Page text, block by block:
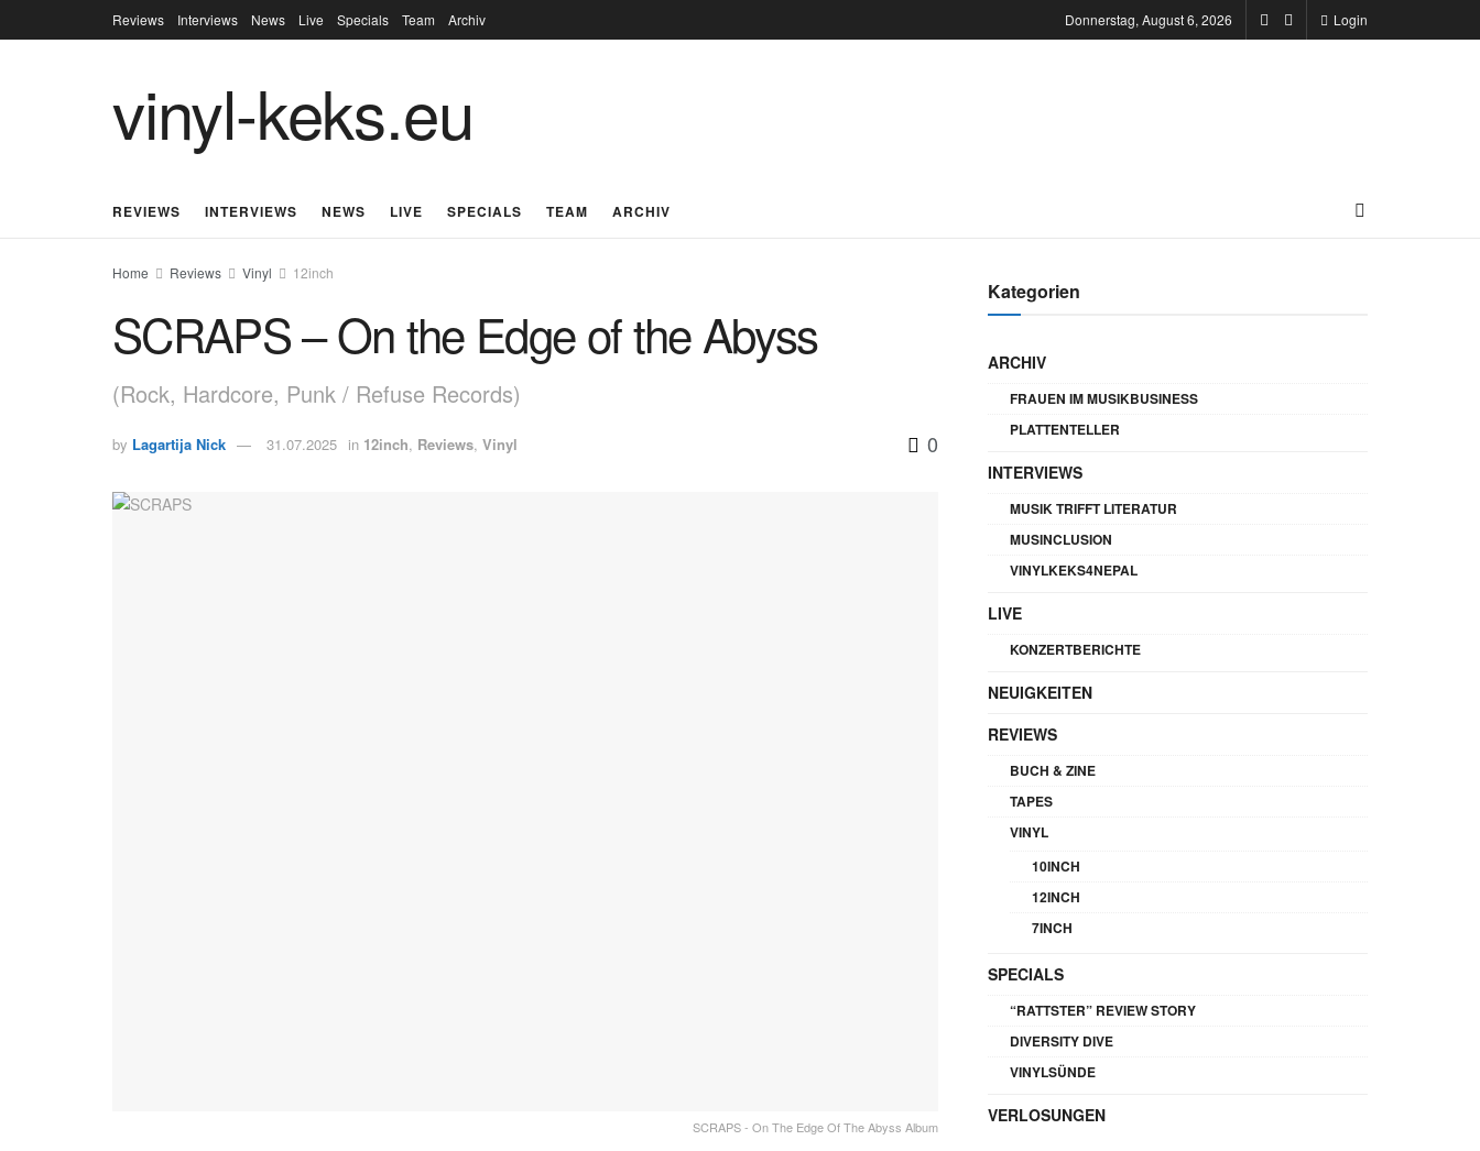
Reviews Interviews News Live Specials Team Archiv Donnerstag, August 6, 2026 Login
vinyl-keks.eu
REVIEWS INTERVIEWS NEWS LIVE SPECIALS TEAM ARCHIV
Home Reviews Vinyl 12inch
SCRAPS – On the Edge of the Abyss
(Rock, Hardcore, Punk / Refuse Records)
by Lagartija Nick 31.07.2025 in 12inch, Reviews, Vinyl 0
SCRAPS - On The Edge Of The Abyss Album
Kategorien
ARCHIV
FRAUEN IM MUSIKBUSINESS
PLATTENTELLER
INTERVIEWS
MUSIK TRIFFT LITERATUR
MUSINCLUSION
VINYLKEKS4NEPAL
LIVE
KONZERTBERICHTE
NEUIGKEITEN
REVIEWS
BUCH & ZINE
TAPES
VINYL
10INCH
12INCH
7INCH
SPECIALS
“RATTSTER” REVIEW STORY
DIVERSITY DIVE
VINYLSÜNDE
VERLOSUNGEN